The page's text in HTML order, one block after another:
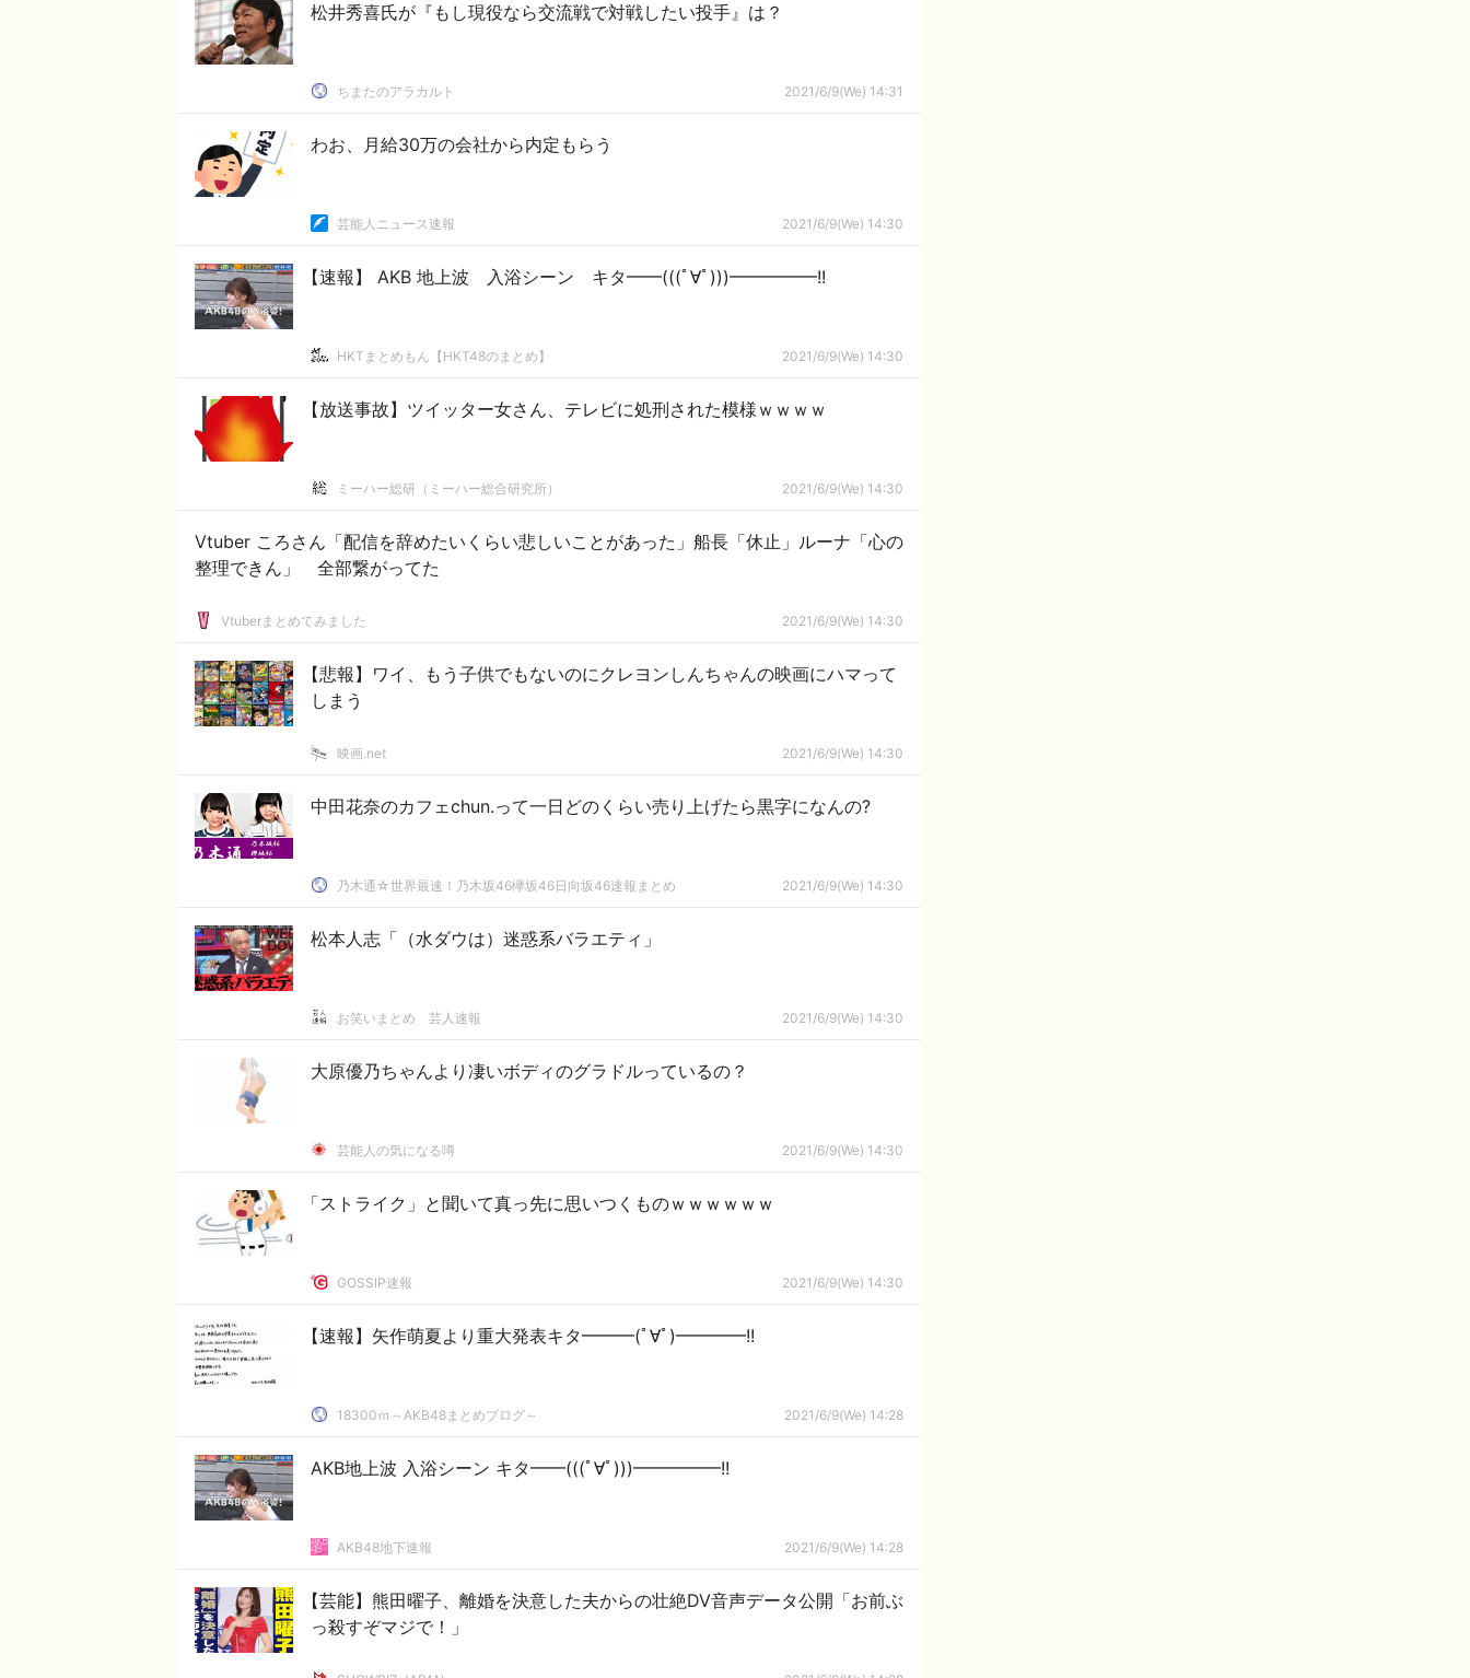
松井秀喜氏が『もし現役なら交流戦で対戦したい投手』は？
ちまたのアラカルト 2021/6/9(We) 14:31
わお、月給30万の会社から内定もらう
芸能人ニュース速報 2021/6/9(We) 14:30
【速報】 AKB 地上波 入浴シーン キタ━━(((ﾟ∀ﾟ)))━━━━━!!
HKTまとめもん【HKT48のまとめ】 2021/6/9(We) 14:30
【放送事故】ツイッター女さん、テレビに処刑された模様ｗｗｗｗ
ミーハー総研（ミーハー総合研究所） 2021/6/9(We) 14:30
Vtuber ころさん「配信を辞めたいくらい悲しいことがあった」船長「休止」ルーナ「心の
整理できん」 全部繋がってた
Vtuberまとめてみました 2021/6/9(We) 14:30
【悲報】ワイ、もう子供でもないのにクレヨンしんちゃんの映画にハマって
しまう
映画.net 2021/6/9(We) 14:30
中田花奈のカフェchun.って一日どのくらい売り上げたら黒字になんの?
乃木通☆世界最速！乃木坂46欅坂46日向坂46速報まとめ 2021/6/9(We) 14:30
松本人志「（水ダウは）迷惑系バラエティ」
お笑いまとめ 芸人速報 2021/6/9(We) 14:30
大原優乃ちゃんより凄いボディのグラドルっているの？
芸能人の気になる噂 2021/6/9(We) 14:30
「ストライク」と聞いて真っ先に思いつくものｗｗｗｗｗｗ
GOSSIP速報 2021/6/9(We) 14:30
【速報】矢作萌夏より重大発表キタ━━━(ﾟ∀ﾟ)━━━━!!
18300ｍ～AKB48まとめブログ～ 2021/6/9(We) 14:28
AKB地上波 入浴シーン キタ━━(((ﾟ∀ﾟ)))━━━━━!!
AKB48地下速報 2021/6/9(We) 14:28
【芸能】熊田曜子、離婚を決意した夫からの壮絶DV音声データ公開「お前ぶ
っ殺すぞマジで！」